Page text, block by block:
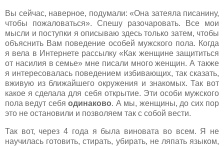
Вы сейчас, наверное, подумали: «Она затеяла писанину,
чтобы пожаловаться». Спешу разочаровать. Все мои
мысли и поступки я описываю здесь только затем, чтобы
объяснить Вам поведение особей мужского пола. Когда
я вела в Интернете рассылку «Как женщине защититься
от насилия в семье» мне писали много женщин. А также
я интересовалась поведением избивающих, так сказать,
вживую из ближайшего окружения и знакомых. Так вот
какое я сделала для себя открытие. Эти особи мужского
пола ведут себяодинаково. А мы, женщины, до сих пор
это не остановили и позволяем так с собой вести.
Так вот, через 4 года я была виновата во всем. Я не
научилась готовить, стирать, убирать, не ляпать языком,